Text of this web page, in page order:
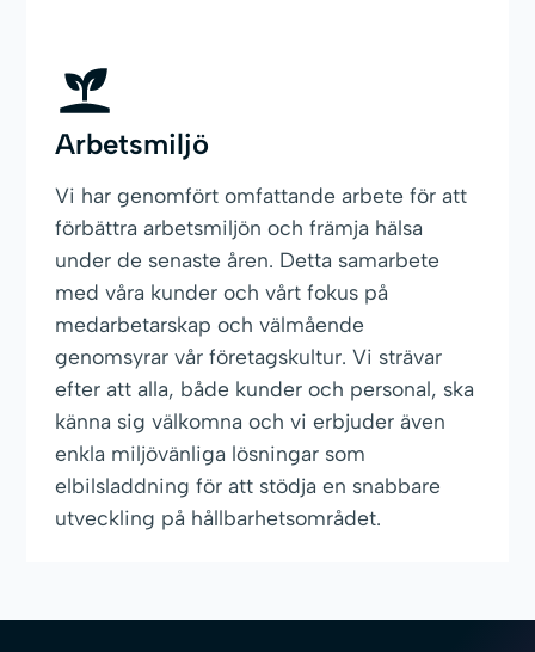
Arbetsmiljö
Vi har genomfört omfattande arbete för att
förbättra arbetsmiljön och främja hälsa
under de senaste åren. Detta samarbete
med våra kunder och vårt fokus på
medarbetarskap och välmående
genomsyrar vår företagskultur. Vi strävar
efter att alla, både kunder och personal, ska
känna sig välkomna och vi erbjuder även
enkla miljövänliga lösningar som
elbilsladdning för att stödja en snabbare
utveckling på hållbarhetsområdet.